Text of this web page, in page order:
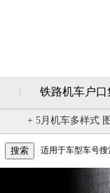
铁路机车户口
+ 5月机车多样式
适用于车型车号